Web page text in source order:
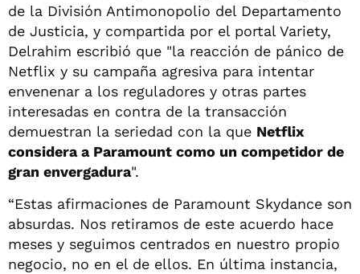
de la División Antimonopolio del Departamento
de Justicia, y compartida por el portal Variety,
Delrahim escribió que "la reacción de pánico de
Netflix y su campaña agresiva para intentar
envenenar a los reguladores y otras partes
interesadas en contra de la transacción
demuestran la seriedad con la que Netflix
considera a Paramount como un competidor de
gran envergadura".
“Estas afirmaciones de Paramount Skydance son
absurdas. Nos retiramos de este acuerdo hace
meses y seguimos centrados en nuestro propio
negocio, no en el de ellos. En última instancia,